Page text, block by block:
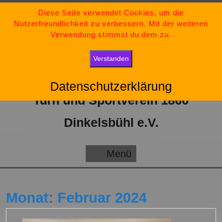
Inhalt
09851-554730
tsv-dinkelsbuehl@t-online.de
„Bleib stark, bleib positiv und gib niemals auf.“
Turn und Sportverein 1860
Dinkelsbühl e.V.
Menü
Monat: Februar 2024
Diese Seite verwendet Cookies, um die
Nutzerfreundlichkeit zu verbessern. Mit der weiteren
Verwendung stimmst du dem zu.
Verstanden
Datenschutzerklärung